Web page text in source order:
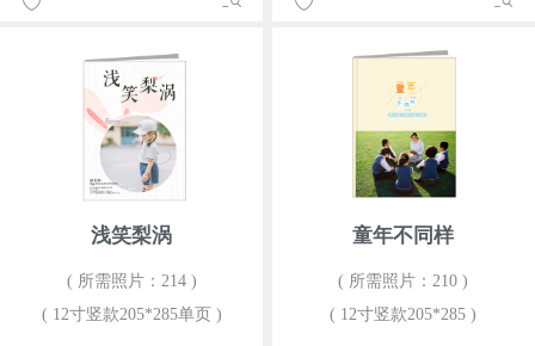
浅笑梨涡
( 所需照片：214 )
( 12寸竖款205*285单页 )
童年不同样
( 所需照片：210 )
( 12寸竖款205*285 )